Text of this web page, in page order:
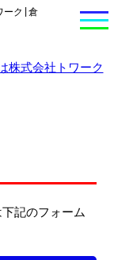
ーク|倉
記のフォーム